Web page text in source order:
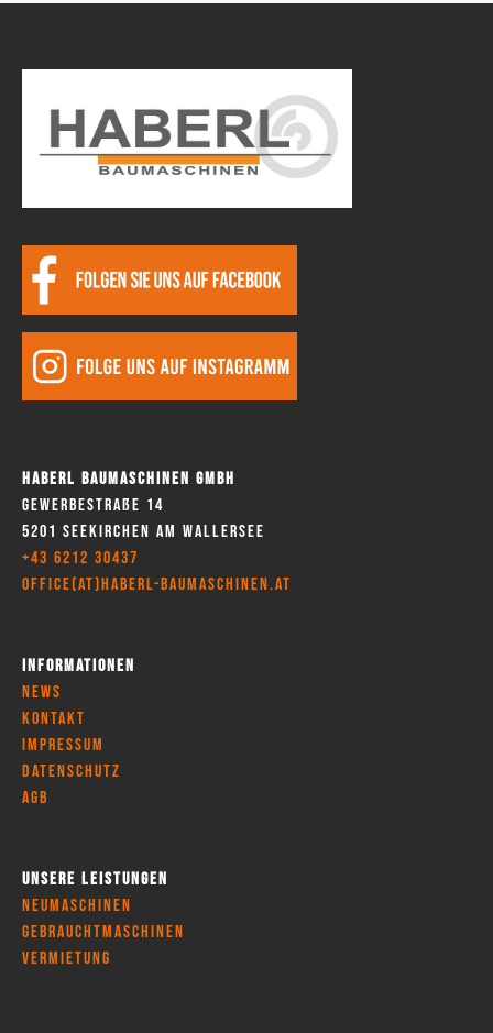
Haberl Baumaschinen GmbH
Gewerbestraße 14
5201 Seekirchen am Wallersee
+43 6212 30437
office(at)haberl-baumaschinen.at
Informationen
News
Kontakt
Impressum
Datenschutz
AGB
Unsere Leistungen
Neumaschinen
Gebrauchtmaschinen
Vermietung